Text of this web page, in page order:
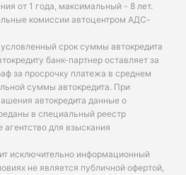
от 1 года, максимальный - 8 лет.
комиссии автоцентром АДС-
срок суммы автокредита
банк-партнер оставляет за
за просрочку платежа в среднем
суммы автокредита. При
автокредита данные о
в специальный реестр
для взыскания
исключительно информационный
не является публичной офертой,